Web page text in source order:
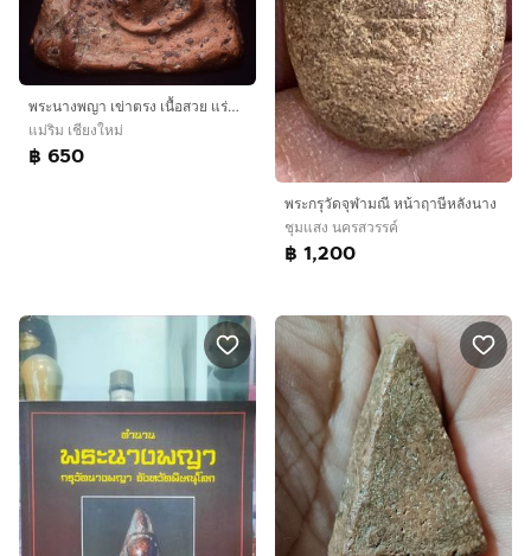
พระนางพญา เข่าตรง เนื้อสวย แร่ลอยชัดๆ ตามสภาพ เปิด650ครับ
แม่ริม เชียงใหม่
฿ 650
พระกรุวัดจุฬามณี หน้าฤาษีหลังนาง
ชุมแสง นครสวรรค์
฿ 1,200